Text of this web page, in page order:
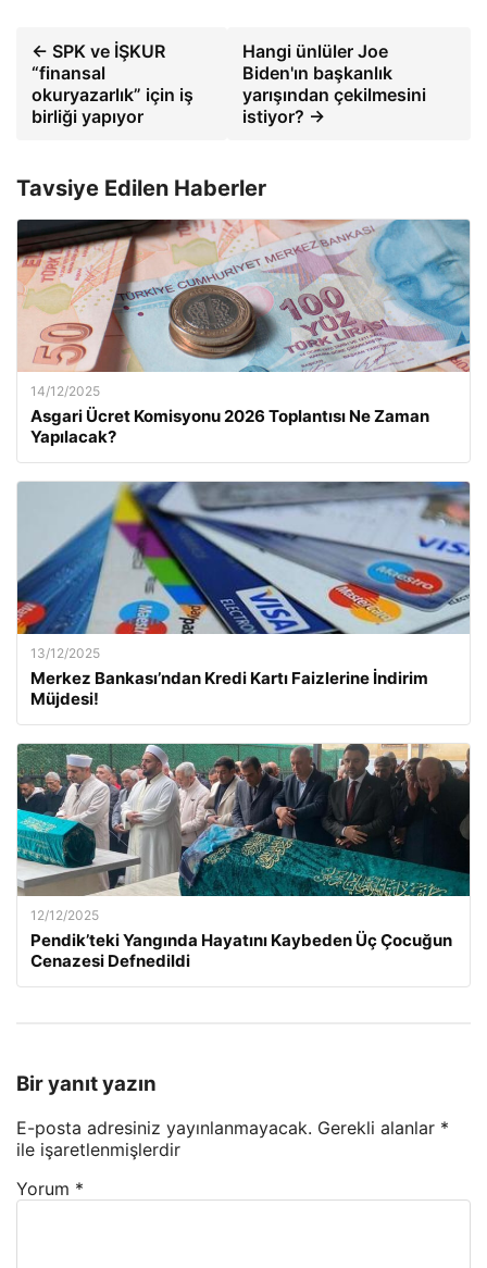
← SPK ve İŞKUR
“finansal
okuryazarlık” için iş
birliği yapıyor
Hangi ünlüler Joe
Biden'ın başkanlık
yarışından çekilmesini
istiyor? →
Tavsiye Edilen Haberler
14/12/2025
Asgari Ücret Komisyonu 2026 Toplantısı Ne Zaman
Yapılacak?
13/12/2025
Merkez Bankası’ndan Kredi Kartı Faizlerine İndirim
Müjdesi!
12/12/2025
Pendik’teki Yangında Hayatını Kaybeden Üç Çocuğun
Cenazesi Defnedildi
Bir yanıt yazın
E-posta adresiniz yayınlanmayacak. Gerekli alanlar *
ile işaretlenmişlerdir
Yorum *